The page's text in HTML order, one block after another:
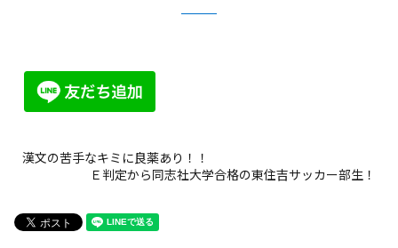
漢文の苦手なキミに良薬あり！！
Ｅ判定から同志社大学合格の東住吉サッカー部生！